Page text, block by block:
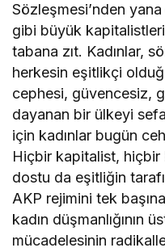
Sözleşmesi’nden
gibi büyük
tabana zıt. Kadınlar,
herkesin eşitlikçi
cephesi, güvencesiz,
dayanan bir ülkeyi
için kadınlar bugün
Hiçbir kapitalist, hiçbir
dostu da eşitliğin
AKP rejimini tek
kadın düşmanlığının
mücadelesinin